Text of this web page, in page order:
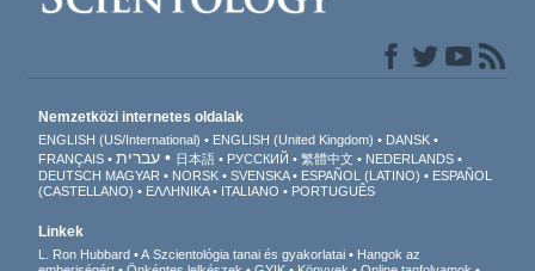
Nemzetközi internetes oldalak
ENGLISH (US/International) ENGLISH (United Kingdom)
DANSK
FRANÇAIS
עברית 日本語 РУССКИЙ 繁體中文
NEDERLANDS
DEUTSCH MAGYAR NORSK SVENSKA ESPAÑOL (LATINO)
ESPAÑOL
(CASTELLANO)
ΕΛΛΗΝΙΚA ITALIANO PORTUGUÊS
Linkek
L. Ron Hubbard A Szcientológia tanai és gyakorlatai
Hangok az